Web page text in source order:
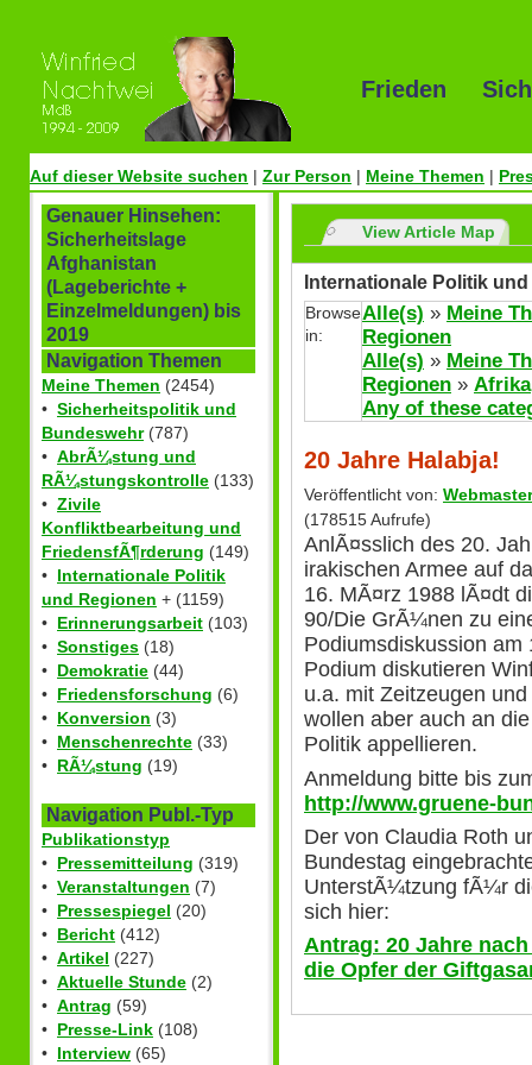
Frieden
Auf dieser Website suchen | Zur Person | Meine Themen |
Genauer Hinsehen:
Sicherheitslage
Afghanistan
(Lageberichte +
Einzelmeldungen) bis
2019
Navigation Themen
Meine Themen (2454)
• Sicherheitspolitik und
Bundeswehr(787)
• AbrÃ¼stung und
RÃ¼stungskontrolle (133)
• Zivile
Konfliktbearbeitung und
FriedensfÃ¶rderung (149)
• Internationale Politik
und Regionen + (1159)
• Erinnerungsarbeit (103)
• Sonstiges (18)
• Demokratie (44)
• Friedensforschung (6)
• Konversion (3)
• Menschenrechte (33)
• RÃ¼stung (19)
Navigation Publ.-Typ
Publikationstyp
• Pressemitteilung (319)
• Veranstaltungen (7)
• Pressespiegel (20)
• Bericht (412)
• Artikel (227)
• Aktuelle Stunde (2)
• Antrag (59)
• Presse-Link (108)
• Interview (65)
View Article Map
Internationale Politik
Browse
in:
Alle(s) » Meine
Regionen
Alle(s) » Meine
Regionen » Afrika
Any of these
20 Jahre Halabja!
Veröffentlicht von: Webmaster
(178515 Aufrufe)
AnlÃ¤sslich des 20.
irakischen Armee auf
16. MÃ¤rz 1988 lÃ¤dt
90/Die GrÃ¼nen zu
Podiumsdiskussion am
Podium diskutieren
u.a. mit Zeitzeugen
wollen aber auch an
Politik appellieren.
Anmeldung bitte bis
http://www.gruene-
Der von Claudia Roth
Bundestag
UnterstÃ¼tzung fÃ¼r
sich hier:
Antrag: 20 Jahre
die Opfer der